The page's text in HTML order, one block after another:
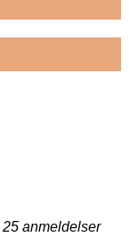
25 anmeldelser